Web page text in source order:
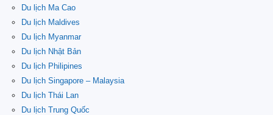
Du lịch Ma Cao
Du lịch Maldives
Du lịch Myanmar
Du lịch Nhật Bản
Du lịch Philipines
Du lịch Singapore – Malaysia
Du lịch Thái Lan
Du lịch Trung Quốc